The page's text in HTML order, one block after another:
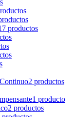
productos
2 productos
1 producto
2 productos